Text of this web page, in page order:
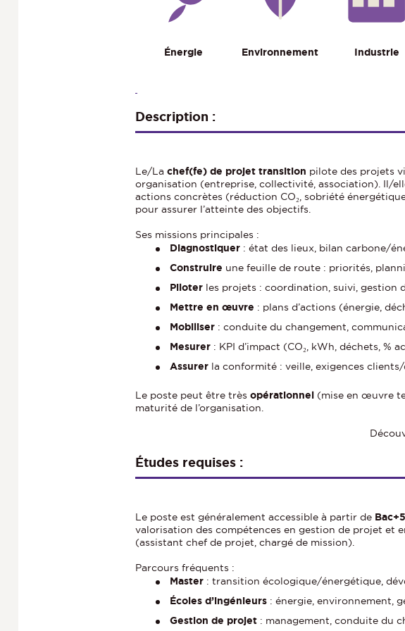
Énergie Environnement Industrie
Description :
Le/La chef(fe) de projet transition pilote des projets
organisation (entreprise, collectivité, association). Il/
actions concrètes (réduction CO₂, sobriété
pour assurer l’atteinte des objectifs.
Ses missions principales :
Diagnostiquer : état des lieux, bilan carbone/
Construire une feuille de route : priorités,
Piloter les projets : coordination, suivi, gestion
Mettre en œuvre : plans d’actions (énergie,
Mobiliser : conduite du changement,
Mesurer : KPI d’impact (CO₂, kWh, déchets, %
Assurer la conformité : veille, exigences
Le poste peut être très opérationnel (mise en œuvre
maturité de l’organisation.
Études requises :
Le poste est généralement accessible à partir de Bac+5
valorisation des compétences en gestion de projet et
(assistant chef de projet, chargé de mission).
Parcours fréquents :
Master : transition écologique/énergétique,
Écoles d’ingénieurs : énergie, environnement,
Gestion de projet : management, conduite du